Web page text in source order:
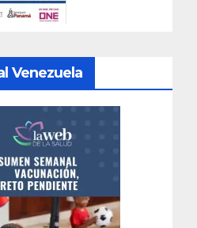
Venezuela